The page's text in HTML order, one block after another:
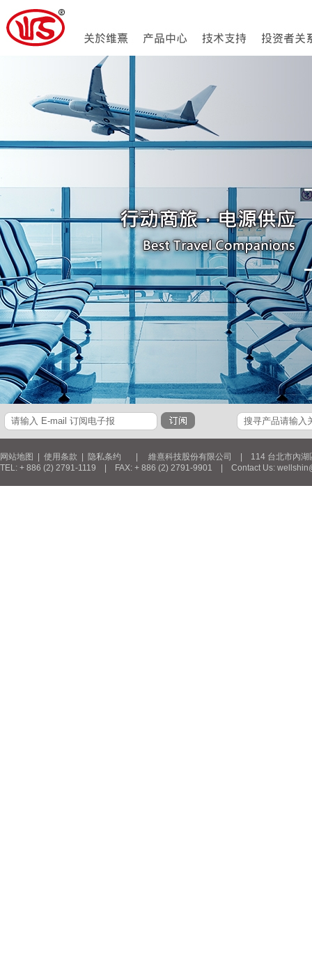
网站地图 使用条款 隐私条约 | 維熹科技股份有限公司 | 114 台北市內湖區
TEL: + 886 (2) 2791-1119 | FAX: + 886 (2) 2791-9901 | Contact Us: